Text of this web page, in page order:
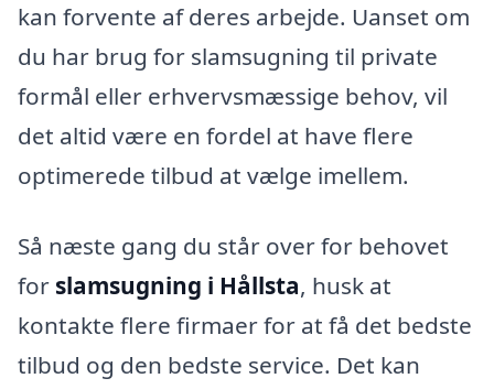
kan forvente af deres arbejde. Uanset om
du har brug for slamsugning til private
formål eller erhvervsmæssige behov, vil
det altid være en fordel at have flere
optimerede tilbud at vælge imellem.
Så næste gang du står over for behovet
for slamsugning i Hållsta, husk at
kontakte flere firmaer for at få det bedste
tilbud og den bedste service. Det kan